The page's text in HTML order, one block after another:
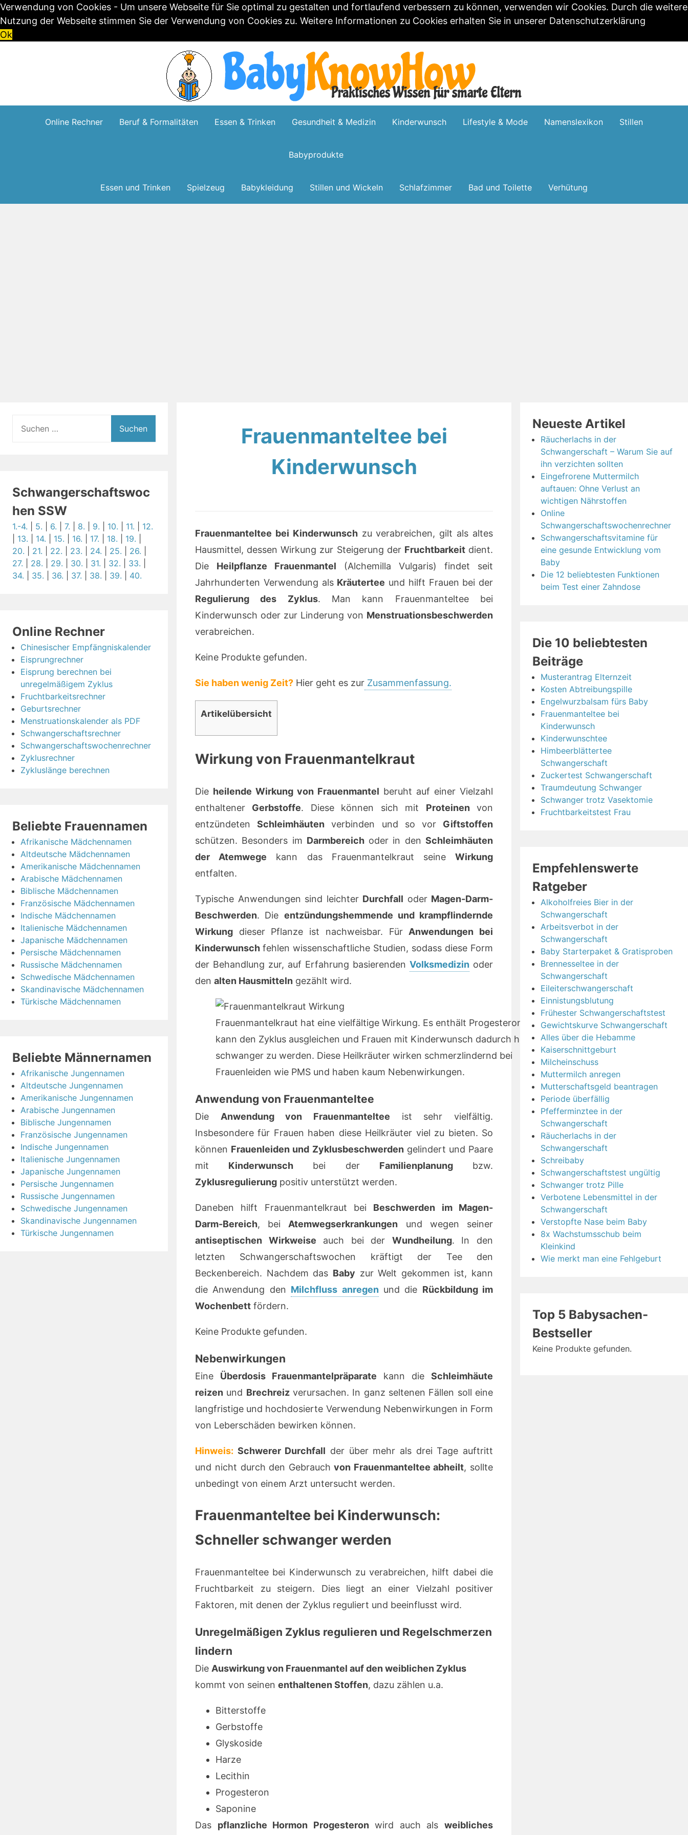
Verwendung von Cookies - Um unsere Webseite für Sie optimal zu gestalten und fortlaufend verbessern zu können, verwenden wir Cookies. Durch die weitere
Nutzung der Webseite stimmen Sie der Verwendung von Cookies zu. Weitere Informationen zu Cookies erhalten Sie in unserer Datenschutzerklärung
Ok
Online Rechner Beruf & Formalitäten Essen & Trinken Gesundheit & Medizin Kinderwunsch Lifestyle & Mode Namenslexikon Stillen
Babyprodukte
Essen und Trinken Spielzeug Babykleidung Stillen und Wickeln Schlafzimmer Bad und Toilette Verhütung
Frauenmanteltee bei
Kinderwunsch
Frauenmanteltee bei Kinderwunschzu verabreichen, gilt als altes
Hausmittel, dessen Wirkung zur Steigerung der Fruchtbarkeitdient.
Die Heilpflanze Frauenmantel (Alchemilla Vulgaris) findet seit
Jahrhunderten Verwendung als Kräutertee und hilft Frauen bei der
Regulierung des Zyklus. Man kann Frauenmanteltee bei
Kinderwunsch oder zur Linderung von Menstruationsbeschwerden
verabreichen.
Keine Produkte gefunden.
Sie haben wenig Zeit? Hier geht es zur Zusammenfassung.
Artikelübersicht
Wirkung von Frauenmantelkraut
Die heilende Wirkung von Frauenmantel beruht auf einer Vielzahl
enthaltener Gerbstoffe. Diese können sich mit Proteinen von
entzündetenSchleimhäuten verbinden und so vor Giftstoffen
schützen. Besonders im Darmbereichoder in denSchleimhäuten
der Atemwege kann das Frauenmantelkraut seineWirkung
entfalten.
Typische Anwendungen sind leichter Durchfall oder Magen-Darm-
Beschwerden. Die entzündungshemmende und krampflindernde
Wirkung dieser Pflanze ist nachweisbar. Für Anwendungen bei
Kinderwunsch fehlen wissenschaftliche Studien, sodass diese Form
der Behandlung zur, auf Erfahrung basierenden Volksmedizin oder
den alten Hausmitteln gezählt wird.
Frauenmantelkraut hat eine vielfältige Wirkung. Es enthält Progesteron,
kann den Zyklus ausgleichen und Frauen mit Kinderwunsch dadurch helfen
schwanger zu werden. Diese Heilkräuter wirken schmerzlindernd bei
Frauenleiden wie PMS und haben kaum Nebenwirkungen.
Anwendung von Frauenmanteltee
Die Anwendung von Frauenmanteltee ist sehr vielfältig.
Insbesondere für Frauen haben diese Heilkräuter viel zu bieten. So
können Frauenleiden und Zyklusbeschwerden gelindert und Paare
mit Kinderwunsch bei der Familienplanungbzw.
Zyklusregulierung positiv unterstützt werden.
Daneben hilft Frauenmantelkraut bei Beschwerden im Magen-
Darm-Bereich, bei Atemwegserkrankungen und wegen seiner
antiseptischen Wirkweise auch bei der Wundheilung. In den
letzten Schwangerschaftswochen kräftigt der Tee den
Beckenbereich. Nachdem das Baby zur Welt gekommen ist, kann
die Anwendung den Milchfluss anregenund die Rückbildung im
Wochenbett fördern.
Keine Produkte gefunden.
Nebenwirkungen
Eine Überdosis Frauenmantelpräparate kann die Schleimhäute
reizen und Brechreizverursachen. In ganz seltenen Fällen soll eine
langfristige und hochdosierte Verwendung Nebenwirkungen in Form
von Leberschäden bewirken können.
Hinweis: Schwerer Durchfall der über mehr als drei Tage auftritt
und nicht durch den Gebrauch von Frauenmanteltee abheilt, sollte
unbedingt von einem Arzt untersucht werden.
Frauenmanteltee bei Kinderwunsch:
Schneller schwanger werden
Frauenmanteltee bei Kinderwunsch zu verabreichen, hilft dabei die
Fruchtbarkeit zu steigern. Dies liegt an einer Vielzahl positiver
Faktoren, mit denen der Zyklus reguliert und beeinflusst wird.
Unregelmäßigen Zyklus regulieren und Regelschmerzen
lindern
Die Auswirkung von Frauenmantel auf den weiblichen Zyklus
kommt von seinen enthaltenen Stoffen, dazu zählen u.a.
Bitterstoffe
Gerbstoffe
Glyskoside
Harze
Lecithin
Progesteron
Saponine
Das pflanzliche Hormon Progesteron wird auch alsweibliches
nach:
Schwangerschaftswoc
hen SSW
1.-4. 5. 6. 7. 8. 9. 10. 11.
12.
13. 14. 15. 16. 17. 18. 19.
20.
21. 22. 23. 24. 25. 26.
27.
28. 29. 30. 31. 32. 33.
34.
35. 36. 37. 38. 39. 40.
Online Rechner
Chinesischer Empfängniskalender
Eisprungrechner
Eisprung berechnen bei
unregelmäßigem Zyklus
Fruchtbarkeitsrechner
Geburtsrechner
Menstruationskalender als PDF
Schwangerschaftsrechner
Schwangerschaftswochenrechner
Zyklusrechner
Zykluslänge berechnen
Beliebte Frauennamen
Afrikanische Mädchennamen
Altdeutsche Mädchennamen
Amerikanische Mädchennamen
Arabische Mädchennamen
Biblische Mädchennamen
Französische Mädchennamen
Indische Mädchennamen
Italienische Mädchennamen
Japanische Mädchennamen
Persische Mädchennamen
Russische Mädchennamen
Schwedische Mädchennamen
Skandinavische Mädchennamen
Türkische Mädchennamen
Beliebte Männernamen
Afrikanische Jungennamen
Altdeutsche Jungennamen
Amerikanische Jungennamen
Arabische Jungennamen
Biblische Jungennamen
Französische Jungennamen
Indische Jungennamen
Italienische Jungennamen
Japanische Jungennamen
Persische Jungennamen
Russische Jungennamen
Schwedische Jungennamen
Skandinavische Jungennamen
Türkische Jungennamen
Neueste Artikel
Räucherlachs in der
Schwangerschaft – Warum Sie auf
ihn verzichten sollten
Eingefrorene Muttermilch
auftauen: Ohne Verlust an
wichtigen Nährstoffen
Online
Schwangerschaftswochenrechner
Schwangerschaftsvitamine für
eine gesunde Entwicklung vom
Baby
Die 12 beliebtesten Funktionen
beim Test einer Zahndose
Die 10 beliebtesten
Beiträge
Musterantrag Elternzeit
Kosten Abtreibungspille
Engelwurzbalsam fürs Baby
Frauenmanteltee bei
Kinderwunsch
Kinderwunschtee
Himbeerblättertee
Schwangerschaft
Zuckertest Schwangerschaft
Traumdeutung Schwanger
Schwanger trotz Vasektomie
Fruchtbarkeitstest Frau
Empfehlenswerte
Ratgeber
Alkoholfreies Bier in der
Schwangerschaft
Arbeitsverbot in der
Schwangerschaft
Baby Starterpaket & Gratisproben
Brennesseltee in der
Schwangerschaft
Eileiterschwangerschaft
Einnistungsblutung
Frühester Schwangerschaftstest
Gewichtskurve Schwangerschaft
Alles über die Hebamme
Kaiserschnittgeburt
Milcheinschuss
Muttermilch anregen
Mutterschaftsgeld beantragen
Periode überfällig
Pfefferminztee in der
Schwangerschaft
Räucherlachs in der
Schwangerschaft
Schreibaby
Schwangerschaftstest ungültig
Schwanger trotz Pille
Verbotene Lebensmittel in der
Schwangerschaft
Verstopfte Nase beim Baby
8x Wachstumsschub beim
Kleinkind
Wie merkt man eine Fehlgeburt
Top 5 Babysachen-
Bestseller
Keine Produkte gefunden.